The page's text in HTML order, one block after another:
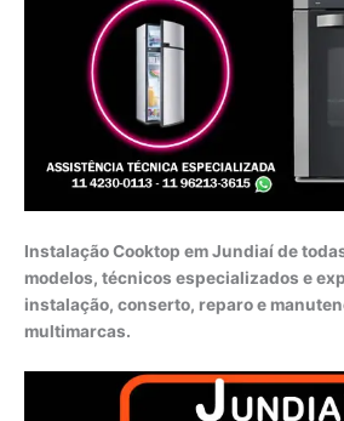
Instalação Cooktop em Jundiaí de
modelos, técnicos especializados e
instalação, conserto, reparo e
multimarcas.